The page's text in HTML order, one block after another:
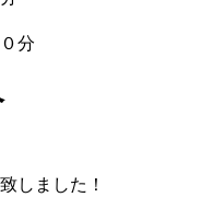
分
しました！